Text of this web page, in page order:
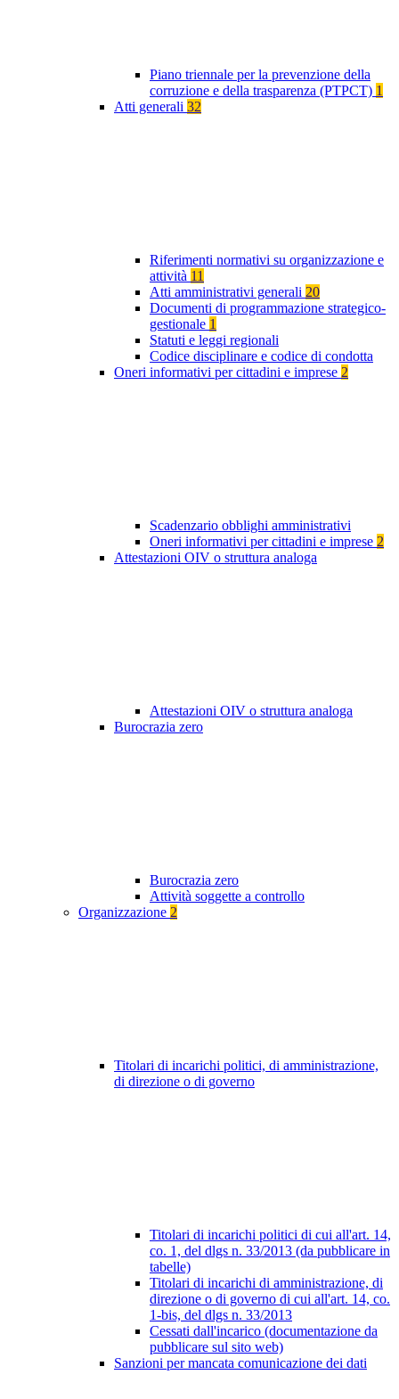
Piano triennale per la prevenzione della
corruzione e della trasparenza (PTPCT) 1
Atti generali 32
Riferimenti normativi su organizzazione e
attività 11
Atti amministrativi generali 20
Documenti di programmazione strategico-
gestionale 1
Statuti e leggi regionali
Codice disciplinare e codice di condotta
Oneri informativi per cittadini e imprese 2
Scadenzario obblighi amministrativi
Oneri informativi per cittadini e imprese 2
Attestazioni OIV o struttura analoga
Attestazioni OIV o struttura analoga
Burocrazia zero
Burocrazia zero
Attività soggette a controllo
Organizzazione 2
Titolari di incarichi politici, di amministrazione,
di direzione o di governo
Titolari di incarichi politici di cui all'art. 14,
co. 1, del dlgs n. 33/2013 (da pubblicare in
tabelle)
Titolari di incarichi di amministrazione, di
direzione o di governo di cui all'art. 14, co.
1-bis, del dlgs n. 33/2013
Cessati dall'incarico (documentazione da
pubblicare sul sito web)
Sanzioni per mancata comunicazione dei dati